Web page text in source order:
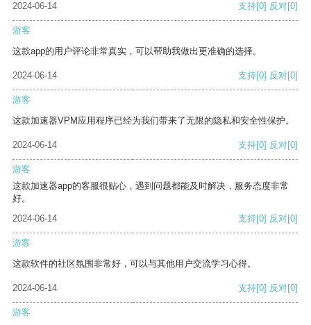
2024-06-14
支持[0] 反对[0]
游客
这款app的用户评论非常真实，可以帮助我做出更准确的选择。
2024-06-14 支持[0] 反对[0]
游客
这款加速器VPM应用程序已经为我们带来了无限的隐私和安全性保护。
2024-06-14 支持[0] 反对[0]
游客
这款加速器app的客服很贴心，遇到问题都能及时解决，服务态度非常
好。
2024-06-14
支持[0] 反对[0]
游客
这款软件的社区氛围非常好，可以与其他用户交流学习心得。
2024-06-14 支持[0] 反对[0]
游客